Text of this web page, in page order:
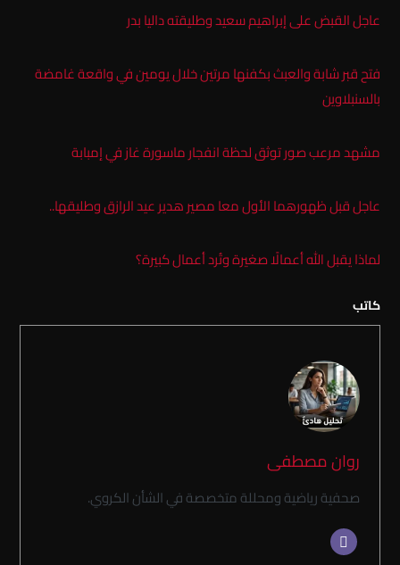
عاجل القبض على إبراهيم سعيد وطليقته داليا بدر
فتح قبر شابة والعبث بكفنها مرتين خلال يومين في واقعة غامضة
بالسنبلاوين
مشهد مرعب صور توثق لحظة انفجار ماسورة غاز في إمبابة
عاجل قبل ظهورهما الأول معا مصير هدير عيد الرازق وطليقها..
لماذا يقبل الله أعمالًا صغيرة وتُرد أعمال كبيرة؟
كاتب
روان مصطفى
صحفية رياضية ومحللة متخصصة في الشأن الكروي.